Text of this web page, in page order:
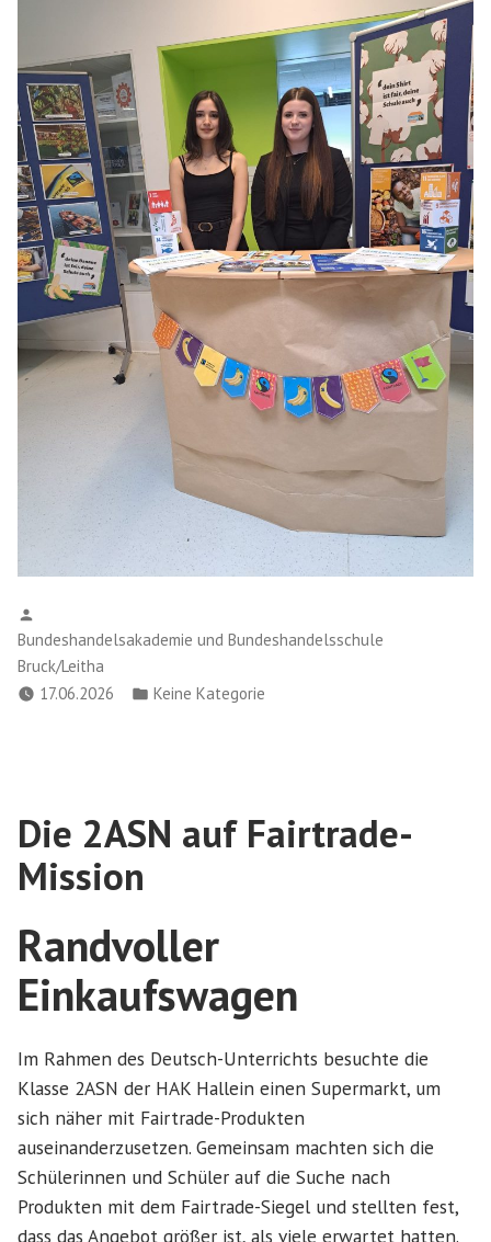
von
Bundeshandelsakademie und Bundeshandelsschule
Bruck/Leitha
17.06.2026
Veröffentlicht
Keine Kategorie
Die 2ASN auf Fairtrade-
Mission
Randvoller
Einkaufswagen
Im Rahmen des Deutsch-Unterrichts besuchte die
Klasse 2ASN der HAK Hallein einen Supermarkt, um
sich näher mit Fairtrade-Produkten
auseinanderzusetzen. Gemeinsam machten sich die
Schülerinnen und Schüler auf die Suche nach
Produkten mit dem Fairtrade-Siegel und stellten fest,
dass das Angebot größer ist, als viele erwartet hatten.